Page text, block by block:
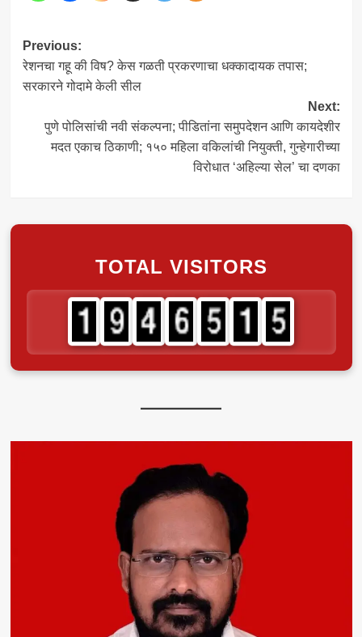
Post
navigation
Previous:
रेशनचा गहू की विष? केस गळती प्रकरणाचा धक्कादायक तपास;
सरकारने गोदामे केली सील
Next:
पुणे पोलिसांची नवी संकल्पना; पीडितांना समुपदेशन आणि कायदेशीर
मदत एकाच ठिकाणी; १५० महिला वकिलांची नियुक्ती, गुन्हेगारीच्या
विरोधात ‘अहिल्या सेल’ चा दणका
TOTAL VISITORS